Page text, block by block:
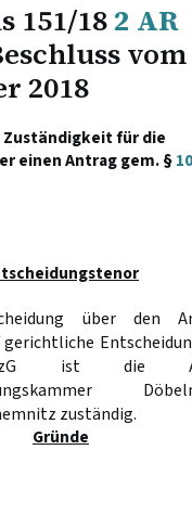
151/182 AR
vom
2018
für die
einen Antrag gem. §
über den
ist die
zuständig.
Gründe